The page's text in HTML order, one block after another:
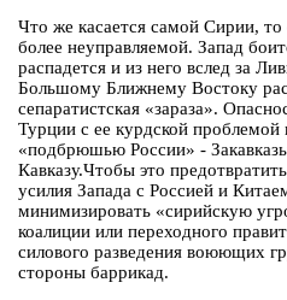
Что же касается самой Сирии, то
более неуправляемой. Запад
распадется и из него вслед за
Большому Ближнему Востоку
сепаратистская «зараза».
Турции с ее курдской
«подбрюшью России» -
Кавказу.Чтобы это
усилия Запада с Россией и
минимизировать «сирийскую
коалиции или переходного
силового разведения воюющих
стороны баррикад.